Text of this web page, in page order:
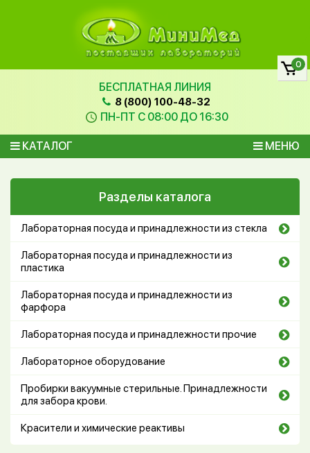
БЕСПЛАТНАЯ ЛИНИЯ
8 (800) 100-48-32
ПН-ПТ С 08:00 ДО 16:30
КАТАЛОГ МЕНЮ
0
Разделы каталога
Лабораторная посуда и принадлежности из стекла
Лабораторная посуда и принадлежности из
пластика
Лабораторная посуда и принадлежности из
фарфора
Лабораторная посуда и принадлежности прочие
Лабораторное оборудование
Пробирки вакуумные стерильные. Принадлежности
для забора крови.
Красители и химические реактивы